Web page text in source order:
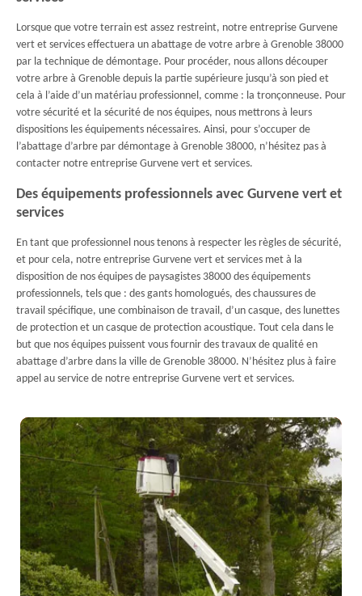
Lorsque que votre terrain est assez restreint, notre entreprise Gurvene
vert et services effectuera un abattage de votre arbre à Grenoble 38000
par la technique de démontage. Pour procéder, nous allons découper
votre arbre à Grenoble depuis la partie supérieure jusqu’à son pied et
cela à l’aide d’un matériau professionnel, comme : la tronçonneuse. Pour
votre sécurité et la sécurité de nos équipes, nous mettrons à leurs
dispositions les équipements nécessaires. Ainsi, pour s’occuper de
l’abattage d’arbre par démontage à Grenoble 38000, n’hésitez pas à
contacter notre entreprise Gurvene vert et services.
Des équipements professionnels avec Gurvene vert et
services
En tant que professionnel nous tenons à respecter les règles de sécurité,
et pour cela, notre entreprise Gurvene vert et services met à la
disposition de nos équipes de paysagistes 38000 des équipements
professionnels, tels que : des gants homologués, des chaussures de
travail spécifique, une combinaison de travail, d’un casque, des lunettes
de protection et un casque de protection acoustique. Tout cela dans le
but que nos équipes puissent vous fournir des travaux de qualité en
abattage d’arbre dans la ville de Grenoble 38000. N’hésitez plus à faire
appel au service de notre entreprise Gurvene vert et services.